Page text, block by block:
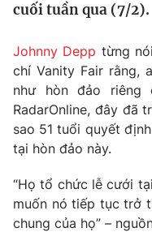
Tin tức
Thế giới đó đây
Câu chuyện quốc tế
Tài chính
Thị trường
Góc doanh nghiệp
Dữ liệu và đời sống
Truyền hình
Phim VTV
Hậu trường
Nhân vật
Điện ảnh
Đời sống
cuối tuần qua (7/2).
Johnny Depp từng
chí Vanity Fair rằng,
như hòn đảo riêng
RadarOnline, đây đã
sao 51 tuổi quyết
tại hòn đảo này.
“Họ tổ chức lễ cưới
muốn nó tiếp tục trở
chung của họ” –